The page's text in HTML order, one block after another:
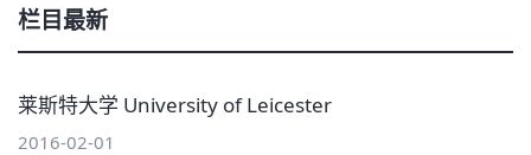
栏目最新
莱斯特大学 University of Leicester
2016-02-01